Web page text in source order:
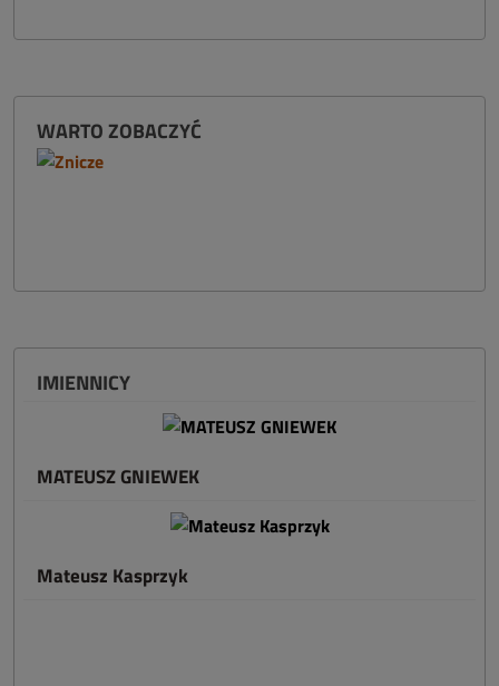
WARTO ZOBACZYĆ
IMIENNICY
MATEUSZ GNIEWEK
Mateusz Kasprzyk